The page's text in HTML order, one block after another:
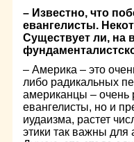
– Известно, что
евангелисты.
Существует ли, на
– Америка – это
либо радикальных
американцы – очень
евангелисты, но и
иудаизма, растет
этики так важны для